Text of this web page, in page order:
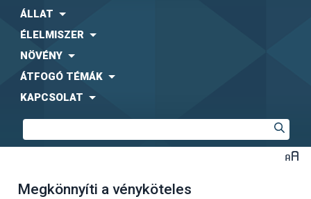
ÁLLAT
ÉLELMISZER
NÖVÉNY
ÁTFOGÓ TÉMÁK
KAPCSOLAT
Megkönnyíti a vényköteles